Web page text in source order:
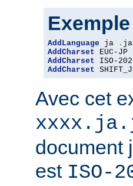
Exemple
AddLanguage ja .
AddCharset EUC-JP
AddCharset ISO-
AddCharset
Avec cet
document
est ISO-